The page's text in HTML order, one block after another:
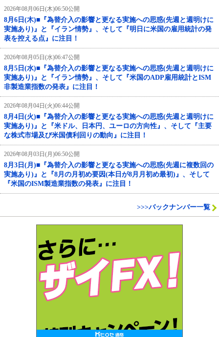
2026年08月06日(木)06:50公開
8月6日(木)■『為替介入の影響と更なる実施への思惑(先週と週明けに
実施あり)』と『イラン情勢』、そして『明日に米国の雇用統計の発
表を控える点』に注目！
2026年08月05日(水)06:47公開
8月5日(水)■『為替介入の影響と更なる実施への思惑(先週と週明けに
実施あり)』と『イラン情勢』、そして『米国のADP雇用統計とISM
非製造業指数の発表』に注目！
2026年08月04日(火)06:44公開
8月4日(火)■『為替介入の影響と更なる実施への思惑(先週と週明けに
実施あり)』と『米ドル、日本円、ユーロの方向性』、そして『主要
な株式市場及び米国債利回りの動向』に注目！
2026年08月03日(月)06:50公開
8月3日(月)■『為替介入の影響と更なる実施への思惑(先週に複数回の
実施あり)』と『8月の月初め要因(本日が8月月初め最初)』、そして
『米国のISM製造業指数の発表』に注目！
>>>バックナンバー一覧